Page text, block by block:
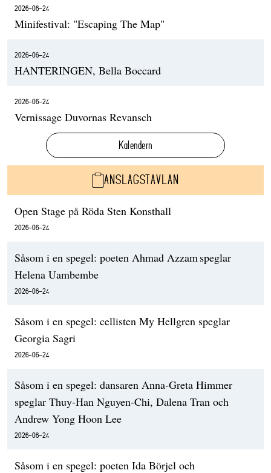
2026-06-24
Minifestival: "Escaping The Map"
2026-06-24
HANTERINGEN, Bella Boccard
2026-06-24
Vernissage Duvornas Revansch
Kalendern
ANSLAGSTAVLAN
Open Stage på Röda Sten Konsthall
2026-06-24
Såsom i en spegel: poeten Ahmad Azzam speglar
Helena Uambembe
2026-06-24
Såsom i en spegel: cellisten My Hellgren speglar
Georgia Sagri
2026-06-24
Såsom i en spegel: dansaren Anna-Greta Himmer
speglar Thuy-Han Nguyen-Chi, Dalena Tran och
Andrew Yong Hoon Lee
2026-06-24
Såsom i en spegel: poeten Ida Börjel och